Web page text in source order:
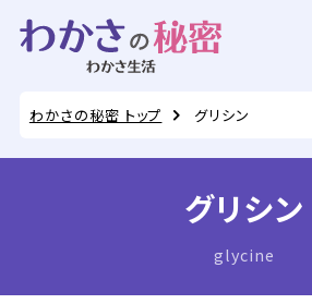
わかさの秘密 トップ グリシン
グリシン
glycine